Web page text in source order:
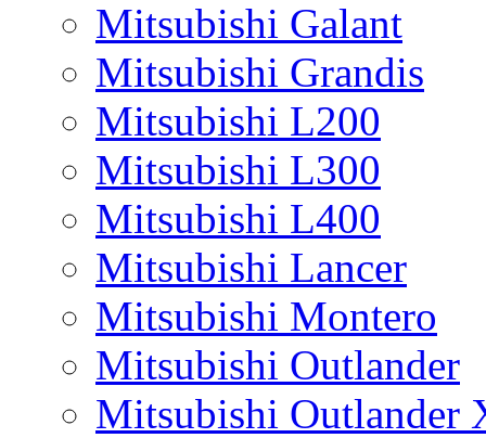
Mitsubishi Galant
Mitsubishi Grandis
Mitsubishi L200
Mitsubishi L300
Mitsubishi L400
Mitsubishi Lancer
Mitsubishi Montero
Mitsubishi Outlander
Mitsubishi Outlander